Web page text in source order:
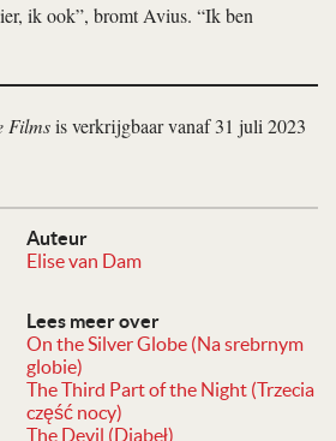
Auteur
Elise van Dam
Lees meer over
On the Silver Globe (Na srebrnym
globie)
The Third Part of the Night (Trzecia
część nocy)
The Devil (Diabeł)
ik ook”, bromt Avius. “Ik ben
Filmsis verkrijgbaar vanaf 31 juli 2023